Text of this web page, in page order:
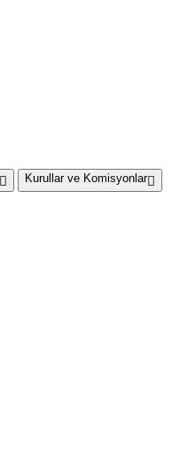
Kurullar ve Komisyonlar